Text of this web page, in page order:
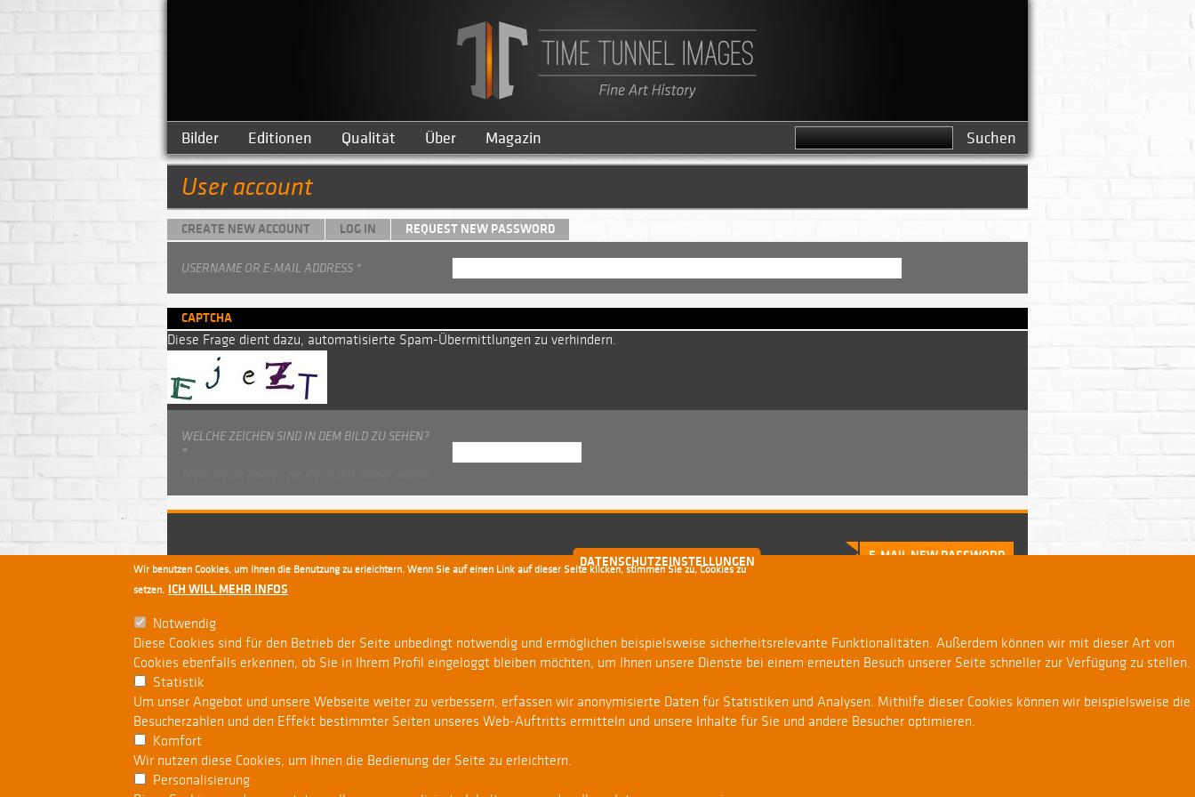
Bilder Editionen Qualität Über Magazin
Search this
User account
Primary tabs
CREATE NEW ACCOUNT LOG IN REQUEST NEW PASSWORD
USERNAME OR E-MAIL ADDRESS *
CAPTCHA
Diese Frage dient dazu, automatisierte Spam-Übermittlungen zu verhindern.
WELCHE ZEICHEN SIND IN DEM BILD ZU SEHEN?
*
DATENSCHUTZEINSTELLUNGEN
Wir benutzen Cookies, um Ihnen die Benutzung zu erleichtern. Wenn Sie auf einen Link auf dieser Seite klicken, stimmen Sie zu, Cookies zu
setzen.
ICH WILL MEHR INFOS
Notwendig
Diese Cookies sind für den Betrieb der Seite unbedingt notwendig und ermöglichen beispielsweise sicherheitsrelevante Funktionalitäten. Außerdem können wir mit dieser Art von
Cookies ebenfalls erkennen, ob Sie in Ihrem Profil eingeloggt bleiben möchten, um Ihnen unsere Dienste bei einem erneuten Besuch unserer Seite schneller zur Verfügung zu stellen.
Statistik
Um unser Angebot und unsere Webseite weiter zu verbessern, erfassen wir anonymisierte Daten für Statistiken und Analysen. Mithilfe dieser Cookies können wir beispielsweise die
Besucherzahlen und den Effekt bestimmter Seiten unseres Web-Auftritts ermitteln und unsere Inhalte für Sie und andere Besucher optimieren.
Komfort
Wir nutzen diese Cookies, um Ihnen die Bedienung der Seite zu erleichtern.
Personalisierung